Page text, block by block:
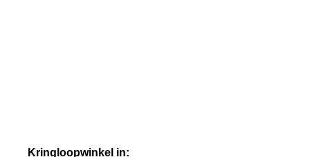
Kringloopwinkel in: